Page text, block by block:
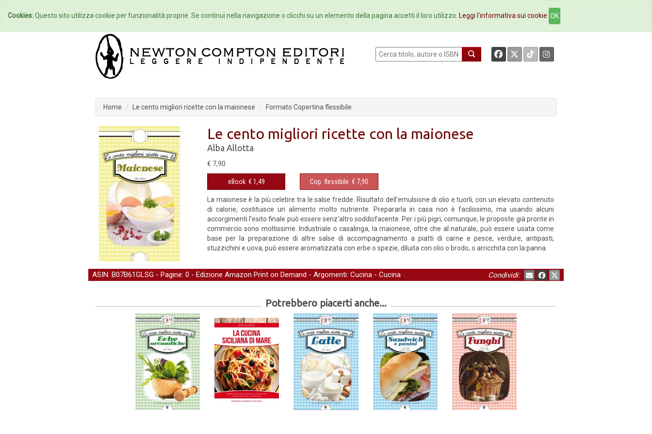
Home Autori Eventi Collane Newsletter Ebookstore Contatti
Home Le cento migliori ricette con la maionese Formato Copertina flessibile
Le cento migliori ricette con la maionese
Alba Allotta
€ 7,90
eBook € 1,49 Cop. flessibile € 7,90
La maionese è la più celebre tra le salse fredde. Risultato dell'emulsione di olio e tuorli, con un elevato contenuto
di calorie, costituisce un alimento molto nutriente. Prepararla in casa non è facilissimo, ma usando alcuni
accorgimenti l'esito finale può essere senz'altro soddisfacente. Per i più pigri, comunque, le proposte già pronte in
commercio sono moltissime. Industriale o casalinga, la maionese, oltre che al naturale, può essere usata come
base per la preparazione di altre salse di accompagnamento a piatti di carne e pesce, verdure, antipasti,
stuzzichini e uova, può essere aromatizzata con erbe o spezie, diluita con olio o brodo, o arricchita con la panna.
ASIN: B07B61GLSG - Pagine: 0 - Edizione Amazon Print on Demand - Argomenti: Cucina - Cucina Condividi:
Potrebbero piacerti anche...
Cookies:Questo sito utilizza cookie per funzionalità proprie. Se continui nella navigazione o clicchi su un elemento della pagina accetti il loro utilizzo. Leggi l'informativa sui cookie OK